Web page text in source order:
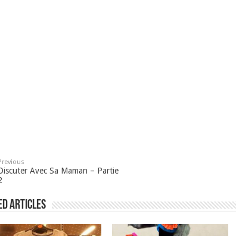
Avec Sa Maman – Partie
Articles